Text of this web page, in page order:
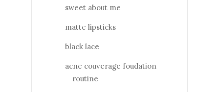
sweet about me
matte lipsticks
black lace
acne couverage foudation
routine